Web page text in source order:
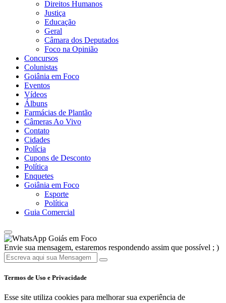
Direitos Humanos
Justiça
Educação
Geral
Câmara dos Deputados
Foco na Opinião
Concursos
Colunistas
Goiânia em Foco
Eventos
Vídeos
Álbuns
Farmácias de Plantão
Câmeras Ao Vivo
Contato
Cidades
Polícia
Cupons de Desconto
Política
Enquetes
Goiânia em Foco
Esporte
Política
Guia Comercial
Goiás em Foco
Envie sua mensagem, estaremos respondendo assim que possível ; )
Termos de Uso e Privacidade
Esse site utiliza cookies para melhorar sua experiência de